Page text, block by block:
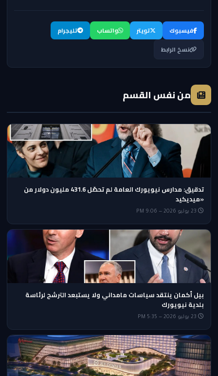
فيسبوك تويتر واتساب
تليجرام
نسخ الرابط
من نفس القسم
تدقيق: مدارس نيويورك العامة لم تحصّل 431.6 مليون دولار من
«ميديكيد
بيل أكمان ينتقد سياسات مامداني ولا يستبعد الترشح لرئاسة
بلدية نيويورك